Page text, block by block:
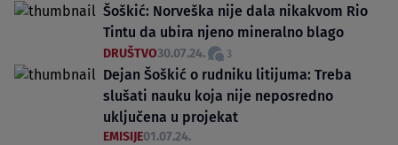
Šoškić: Norveška nije dala nikakvom Rio
Tintu da ubira njeno mineralno blago
DRUŠTVO30.07.24. 3
Dejan Šoškić o rudniku litijuma: Treba
slušati nauku koja nije neposredno
uključena u projekat
EMISIJE01.07.24.